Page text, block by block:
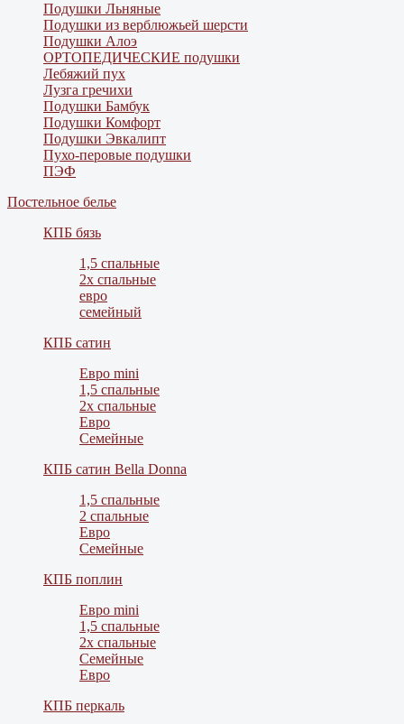
Подушки Льняные
Подушки из верблюжьей шерсти
Подушки Алоэ
ОРТОПЕДИЧЕСКИЕ подушки
Лебяжий пух
Лузга гречихи
Подушки Бамбук
Подушки Комфорт
Подушки Эвкалипт
Пухо-перовые подушки
ПЭФ
Постельное белье
КПБ бязь
1,5 спальные
2х спальные
евро
семейный
КПБ сатин
Евро mini
1,5 спальные
2х спальные
Евро
Семейные
КПБ сатин Bella Donna
1,5 спальные
2 спальные
Евро
Семейные
КПБ поплин
Евро mini
1,5 спальные
2х спальные
Семейные
Евро
КПБ перкаль